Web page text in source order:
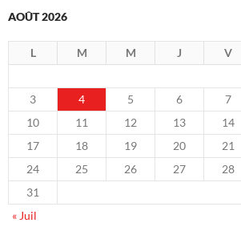
AOÛT 2026
L M M J V
3
4 5 6 7
10
11 12 13 14
17
18 19 20 21
24
25 26 27 28
31
« Juil